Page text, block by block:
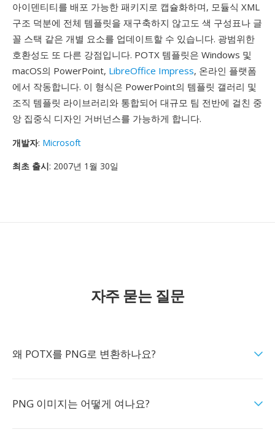
아이덴티티를 배포 가능한 패키지로 캡슐화하며, 모듈식 XML
구조 덕분에 전체 템플릿을 재구축하지 않고도 색 구성표나 글
꼴 스택 같은 개별 요소를 업데이트할 수 있습니다. 광범위한
호환성도 또 다른 강점입니다. POTX 템플릿은 Windows 및
macOS의 PowerPoint, LibreOffice Impress, 온라인 플랫폼
에서 작동합니다. 이 형식은 PowerPoint의 템플릿 갤러리 및
조직 템플릿 라이브러리와 통합되어 대규모 팀 전반에 걸친 중
앙 집중식 디자인 거버넌스를 가능하게 합니다.
개발자: Microsoft
최초 출시: 2007년 1월 30일
자주 묻는 질문
왜 POTX를 PNG로 변환하나요?
PNG 이미지는 어떻게 여나요?